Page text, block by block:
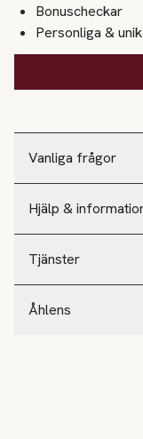
Vanliga frågor
Hjälp &
Tjänster
Åhlens
Bonuscheckar
Personliga &